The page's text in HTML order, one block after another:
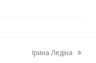
next
Ірина Ледіна